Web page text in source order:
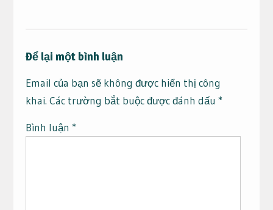
Để lại một bình luận
Email của bạn sẽ không được hiển thị công
khai. Các trường bắt buộc được đánh dấu *
Bình luận *